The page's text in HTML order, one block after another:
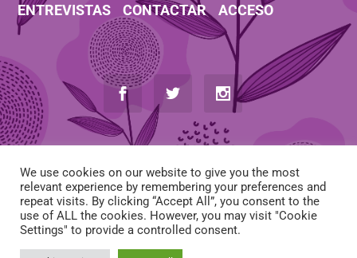
ENTREVISTAS
CONTACTAR ACCESO
AVISO LEGAL-POLÍTICA DE COOKIES-POLÍTICA DE PRIVACIDAD
We use cookies on our website to give you the most
relevant experience by remembering your preferences and
repeat visits. By clicking “Accept All”, you consent to the
use of ALL the cookies. However, you may visit "Cookie
Settings" to provide a controlled consent.